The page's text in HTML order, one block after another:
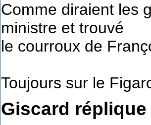
Comme diraient les
ministre et trouvé
le courroux de
Toujours sur le
Giscard